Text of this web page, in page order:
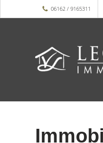
06162 / 9165311